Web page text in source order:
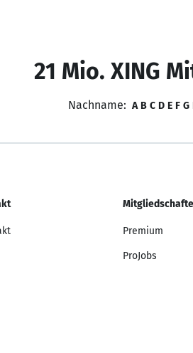
21 Mio. XING
Nachname: A B C D E F G
Premium
ProJobs